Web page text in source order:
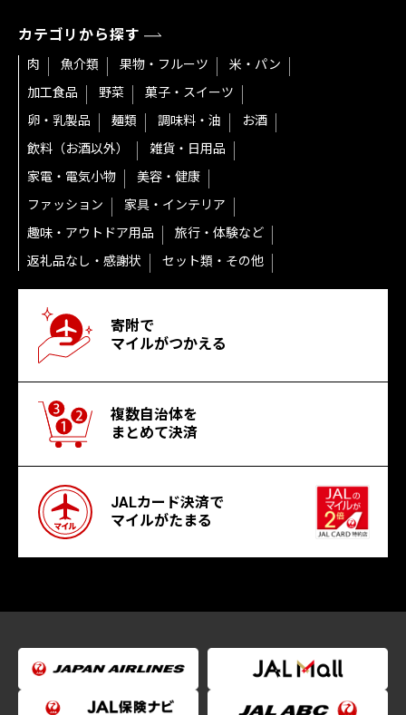
カテゴリから探す
肉 魚介類 果物・フルーツ
米・パン
加工食品
野菜
菓子・スイーツ
卵・乳製品
麺類 調味料・油
お酒
飲料（お酒以外）
雑貨・日用品
家電・電気小物
美容・健康
ファッション
家具・インテリア
趣味・アウトドア用品
旅行・体験など
返礼品なし・感謝状
セット類・その他
寄附で
マイルがつかえる
複数自治体を
まとめて決済
JALカード決済で
マイルがたまる